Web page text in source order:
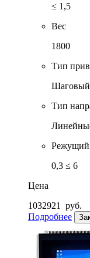
≤ 1,5
Вес
1800
Тип
Шаговый
Тип
Режущий
0,3 ≤ 6
Цена
1032921 руб.
Подробнее